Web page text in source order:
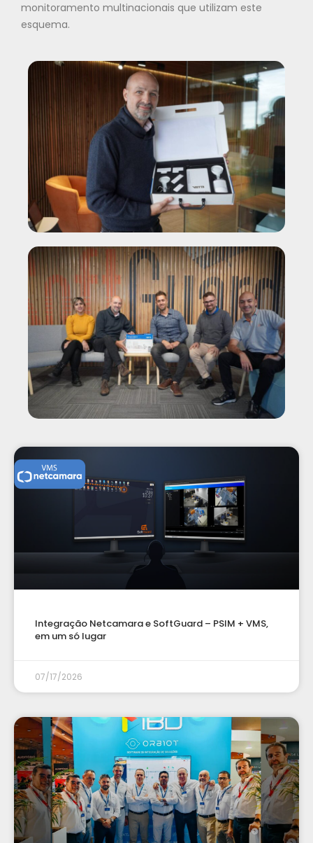
monitoramento multinacionais que utilizam este
esquema.
Integração Netcamara e SoftGuard – PSIM + VMS,
em um só lugar
07/17/2026